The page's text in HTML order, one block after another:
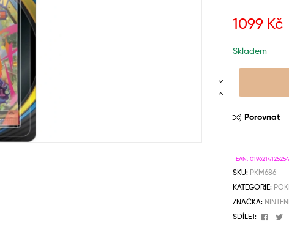
1099 Kč
Skladem
Porovnat
EAN:
SKU: PKM686
KATEGORIE:
ZNAČKA:
SDÍLET: